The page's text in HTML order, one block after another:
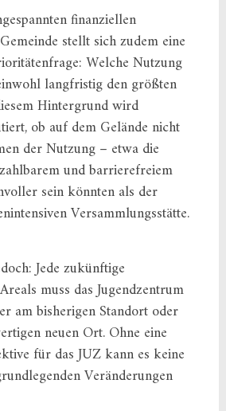
finanziellen
stellt sich zudem eine
Welche Nutzung
langfristig den größten
Hintergrund wird
ob auf dem Gelände nicht
der Nutzung – etwa die
und barrierefreiem
sein könnten als der
Versammlungsstätte.
Jede zukünftige
muss das Jugendzentrum
am bisherigen Standort oder
neuen Ort. Ohne eine
für das JUZ kann es keine
Veränderungen